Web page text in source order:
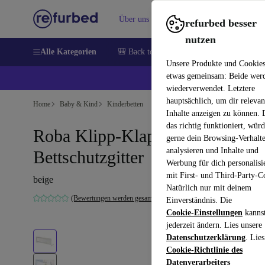
refurbed besser
nutzen
Unsere Produkte und
etwas gemeinsam: Beide
wiederverwendet. Letztere
hauptsächlich, um dir
Inhalte anzeigen zu können.
das richtig funktioniert,
gerne dein Browsing-
analysieren und Inhalte und
Werbung für dich
mit First- und Third-Party-
Natürlich nur mit deinem
Einverständnis. Die
Cookie-Einstellungen
jederzeit ändern. Lies unsere
Datenschutzerklärung.
Cookie-Richtlinie des
Datenverarbeiters
Über uns Verkaufen Hilfe
Alle Kategorien 🎒 Back to school
💰
Home Baby & Kind Kinderbetten
Roba Klipp-Klapp
Bettschutzgitter
beige
(Bewertungen werden gesammelt)